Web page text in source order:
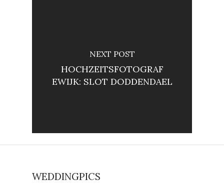
NEXT POST
HOCHZEITSFOTOGRAF
EWIJK: SLOT DODDENDAEL
WEDDINGPICS